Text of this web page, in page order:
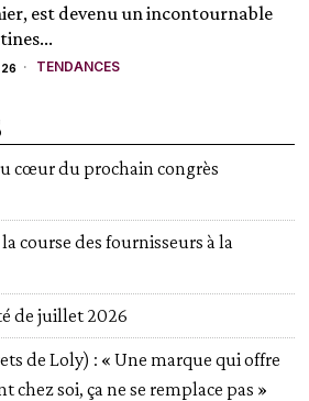
est devenu un incontournable
TENDANCES
cœur du prochain congrès
course des fournisseurs à la
de juillet 2026
de Loly) : « Une marque qui offre
chez soi, ça ne se remplace pas »